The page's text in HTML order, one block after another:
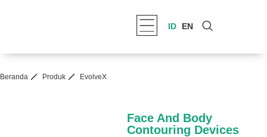
ID EN
Beranda Produk EvolveX
Face And Body
Contouring Devices